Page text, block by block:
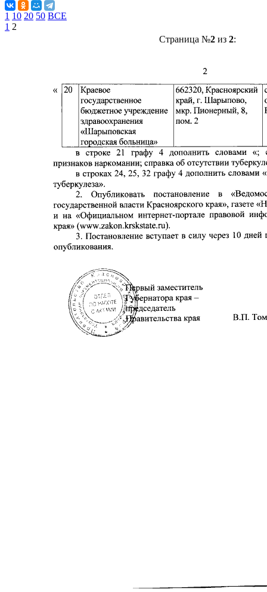
1 10 20 50 ВСЕ
1 2
Страница №2из 2: